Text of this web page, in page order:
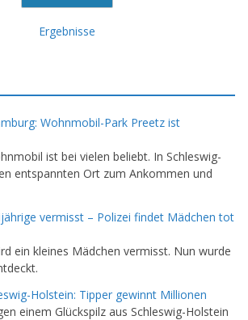
Ergebnisse
Wohnmobil-Park Preetz ist
ist bei vielen beliebt. In Schleswig-
entspannten Ort zum Ankommen und
vermisst – Polizei findet Mädchen tot
ein kleines Mädchen vermisst. Nun wurde
Holstein: Tipper gewinnt Millionen
einem Glückspilz aus Schleswig-Holstein